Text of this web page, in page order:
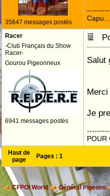
35647 messages postés
Racer
-Club Français du Show
Racer-
Gourou Pigeonneux
6941 messages postés
Salut
Je
POUR
Haut de
page
Pages : 1
CFPOI World Général Pigeons